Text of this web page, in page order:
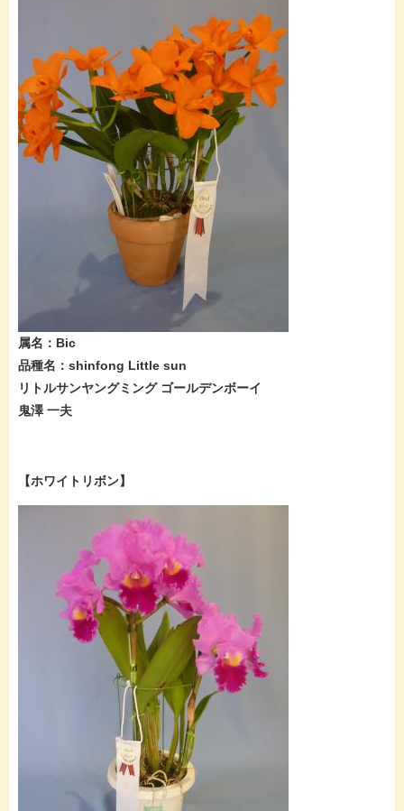
属名：Bic
品種名：shinfong Little sun
リトルサンヤングミング ゴールデンボーイ
鬼澤 一夫
【ホワイトリボン】